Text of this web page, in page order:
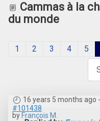
Cammas à la
du monde
1 2 3 4 5
16 years 5 months ago -
#101438
by François M.